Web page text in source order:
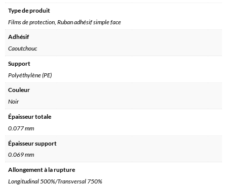
Type de produit
Films de protection, Ruban adhésif simple face
Adhésif
Caoutchouc
Support
Polyéthylène (PE)
Couleur
Noir
Épaisseur totale
0.077 mm
Épaisseur support
0.069 mm
Allongement à la rupture
Longitudinal 500%/Transversal 750%